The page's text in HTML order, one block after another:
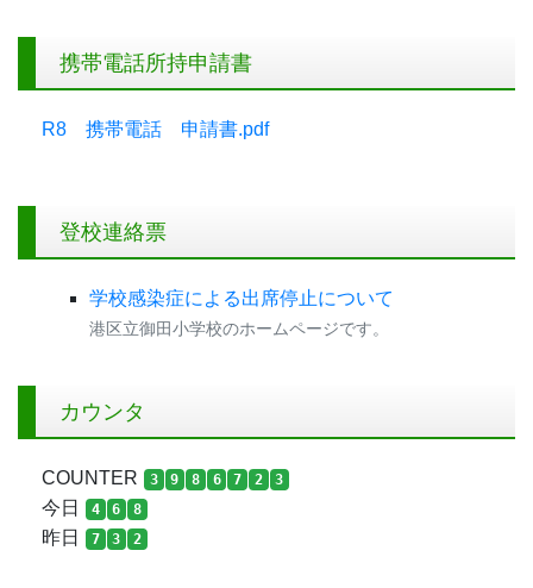
携帯電話所持申請書
R8 携帯電話 申請書.pdf
登校連絡票
学校感染症による出席停止について
港区立御田小学校のホームページです。
カウンタ
COUNTER 3 9 8 6 7 2 3
今日 4 6 8
昨日 7 3 2